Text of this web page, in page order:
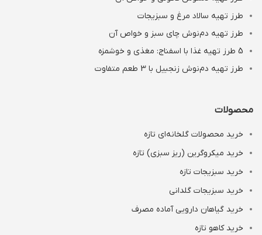
طرز تهیه سالاد مرغ و سبزیجات
طرز تهیه دم‌نوش چای سبز و خواص آن
5 طرز تهیه غذا با اسفناج: مغذی و خوشمزه
طرز تهیه دم‌نوش زنجبیل با 3 طعم متفاوت
محصولات
خرید محصولات گلخانه‌ای تازه
خرید میکروگرین (ریز سبزی) تازه
خرید سبزیجات تازه
خرید سبزیجات گلدانی
خرید گیاهان دارویی آماده مصرف
خرید کاهو تازه